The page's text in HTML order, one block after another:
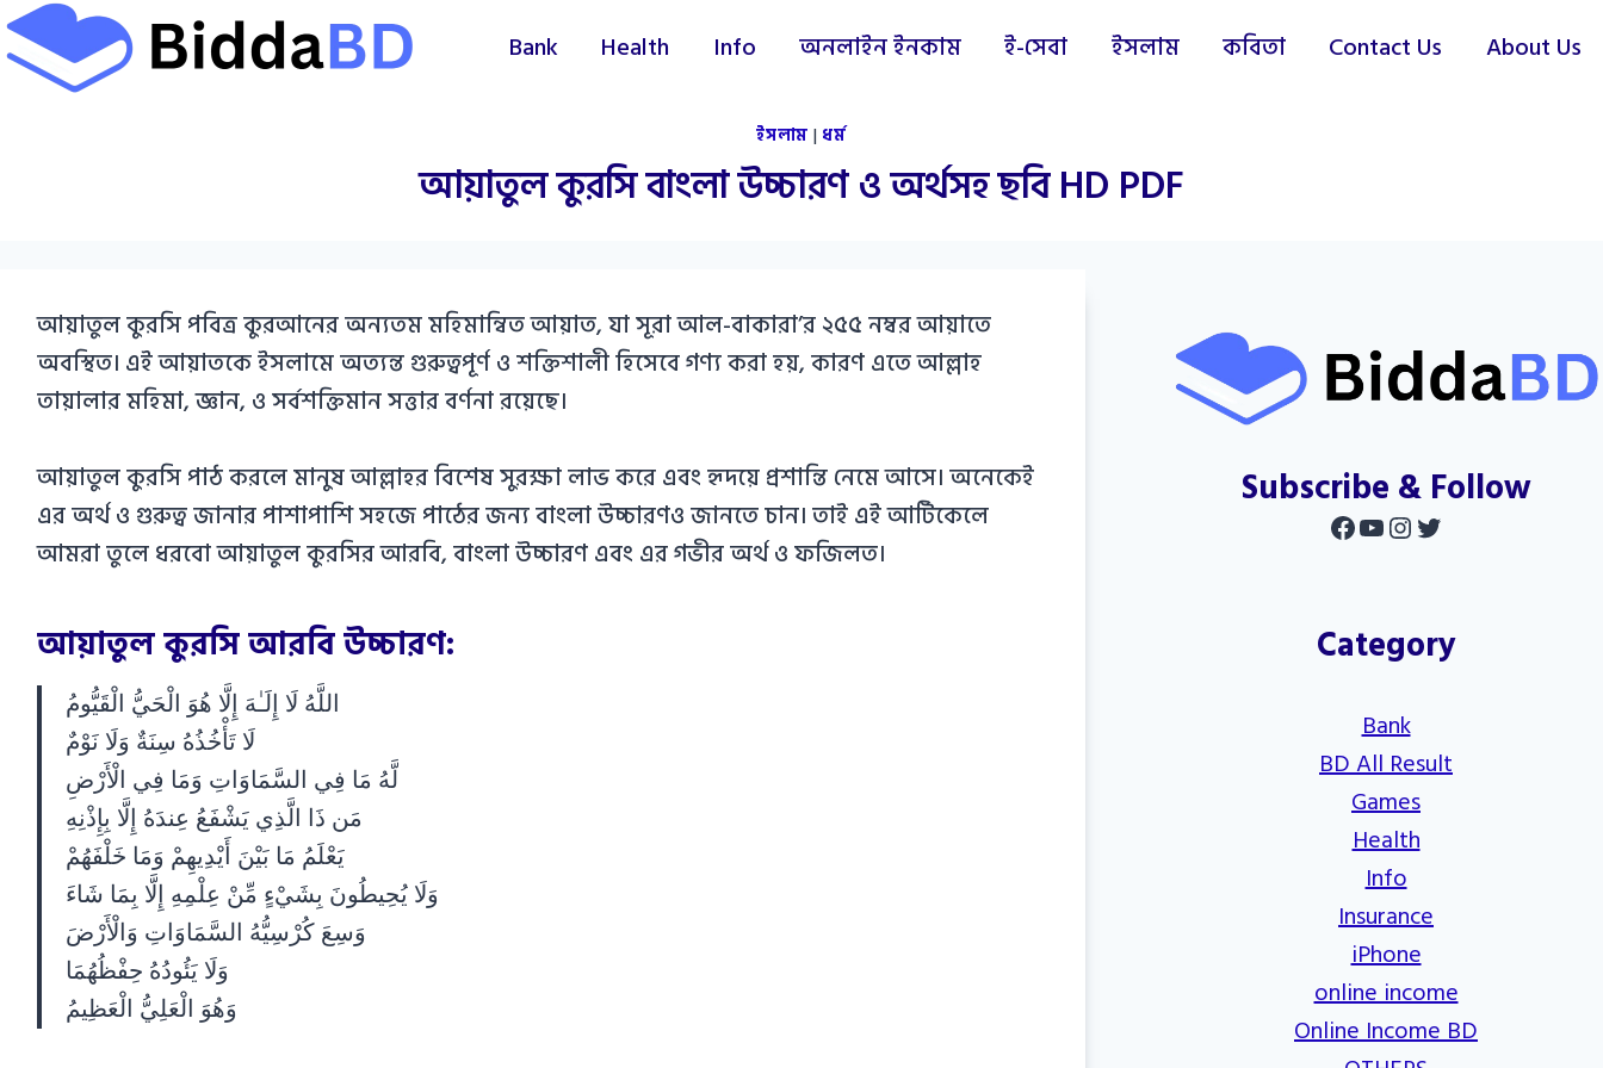
Skip
to
content
Bank Health Info অনলাইন ইনকাম ই-সেবা ইসলাম কবিতা Contact Us About Us
ইসলাম | ধর্ম
আয়াতুল কুরসি বাংলা উচ্চারণ ও অর্থসহ ছবি HD PDF
আয়াতুল কুরসি পবিত্র কুরআনের অন্যতম মহিমান্বিত আয়াত, যা সূরা আল-বাকারা’র ২৫৫ নম্বর আয়াতে
অবস্থিত। এই আয়াতকে ইসলামে অত্যন্ত গুরুত্বপূর্ণ ও শক্তিশালী হিসেবে গণ্য করা হয়, কারণ এতে আল্লাহ
তায়ালার মহিমা, জ্ঞান, ও সর্বশক্তিমান সত্তার বর্ণনা রয়েছে।
আয়াতুল কুরসি পাঠ করলে মানুষ আল্লাহর বিশেষ সুরক্ষা লাভ করে এবং হৃদয়ে প্রশান্তি নেমে আসে। অনেকেই
এর অর্থ ও গুরুত্ব জানার পাশাপাশি সহজে পাঠের জন্য বাংলা উচ্চারণও জানতে চান। তাই এই আর্টিকেলে
আমরা তুলে ধরবো আয়াতুল কুরসির আরবি, বাংলা উচ্চারণ এবং এর গভীর অর্থ ও ফজিলত।
আয়াতুল কুরসি আরবি উচ্চারণ:
اللَّهُ لَا إِلَـٰهَ إِلَّا هُوَ الْحَيُّ الْقَيُّومُ
لَا تَأْخُذُهُ سِنَةٌ وَلَا نَوْمٌ
لَّهُ مَا فِي السَّمَاوَاتِ وَمَا فِي الْأَرْضِ
مَن ذَا الَّذِي يَشْفَعُ عِندَهُ إِلَّا بِإِذْنِهِ
يَعْلَمُ مَا بَيْنَ أَيْدِيهِمْ وَمَا خَلْفَهُمْ
وَلَا يُحِيطُونَ بِشَيْءٍ مِّنْ عِلْمِهِ إِلَّا بِمَا شَاءَ
وَسِعَ كُرْسِيُّهُ السَّمَاوَاتِ وَالْأَرْضَ
وَلَا يَئُودُهُ حِفْظُهُمَا
وَهُوَ الْعَلِيُّ الْعَظِيمُ
Subscribe & Follow
Facebook
YouTube
Instagram
Twitter
Category
Bank
BD All Result
Games
Health
Info
Insurance
iPhone
online income
Online Income BD